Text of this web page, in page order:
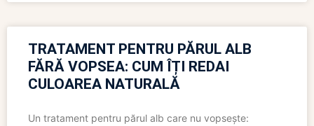
TRATAMENT PENTRU PĂRUL ALB
FĂRĂ VOPSEA: CUM ÎȚI REDAI
CULOAREA NATURALĂ
Un tratament pentru părul alb care nu vopsește: